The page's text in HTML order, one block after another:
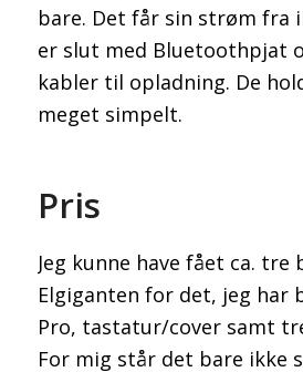
bare. Det får sin strøm fra
er slut med Bluetoothpjat
kabler til opladning. De
meget simpelt.
Pris
Jeg kunne have fået ca.
Elgiganten for det, jeg har
Pro, tastatur/cover samt
For mig står det bare ikke